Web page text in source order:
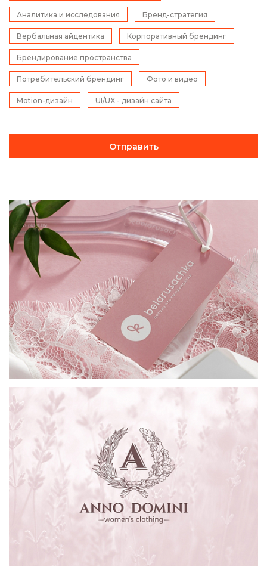
Аналитика и исследования Бренд-стратегия
Вербальная айдентика Корпоративный брендинг
Брендирование пространства
Потребительский брендинг Фото и видео
Motion-дизайн UI/UX - дизайн сайта